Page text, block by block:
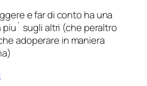
e far di conto ha una
piu` sugli altri (che peraltro
adoperare in maniera